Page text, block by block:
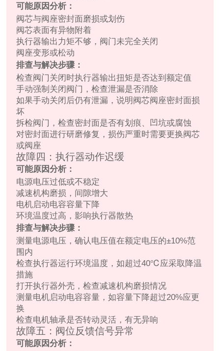
可能原因分析：
阀芯与阀座密封面磨损或划伤
阀芯表面有异物附着
执行器输出力矩不够，阀门未完全关闭
阀座变形或松动
排查与解决步骤：
检查阀门关闭时执行器输出扭矩是否达到额定值
手动强制关闭阀门，检查泄漏是否消除
如果手动关闭后仍有泄漏，说明阀芯阀座密封面损
坏
拆检阀门，检查密封面是否有划痕、凹坑或腐蚀
对密封面进行研磨修复，损伤严重时需要更换阀芯
或阀座
故障四：执行器动作迟缓
可能原因分析：
电源电压过低或不稳定
减速机构磨损，间隙增大
电机启动电容容量下降
环境温度过高，影响执行器散热
排查与解决步骤：
测量电源电压，确认电压值在额定电压的±10%范
围内
检查执行器运行环境温度，如超过40℃应采取降温
措施
打开执行器外壳，检查减速机构磨损情况
测量电机启动电容容量，如容量下降超过20%应更
换
检查电机轴承是否转动灵活，有无异响
故障五：阀位反馈信号异常
可能原因分析：